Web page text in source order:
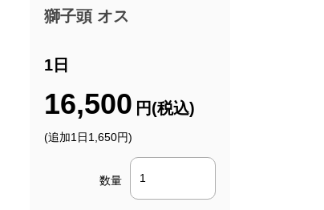
獅子頭 オス
1日
16,500 円(税込)
(追加1日1,650円)
数量